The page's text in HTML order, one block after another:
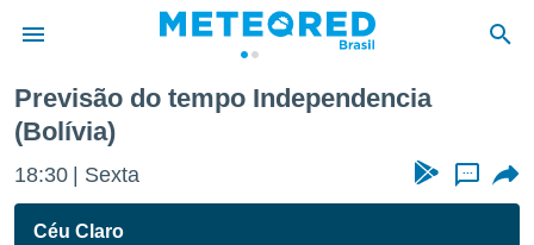
da
por
para
Previsão do tempo Independencia
(Bolívia)
18:30 Sexta ...
Céu Claro